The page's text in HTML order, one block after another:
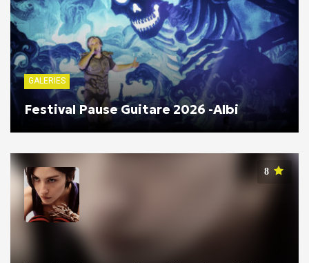
GALERIES
Festival Pause Guitare 2026 -Albi
8